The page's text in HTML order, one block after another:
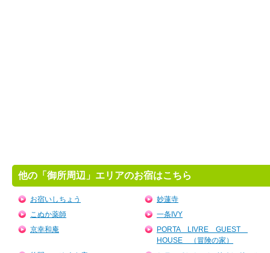
他の「御所周辺」エリアのお宿はこちら
お宿いしちょう
妙蓮寺
こぬか薬師
一条IVY
京幸和庵
PORTA LIVRE GUEST
HOUSE （冒険の家）